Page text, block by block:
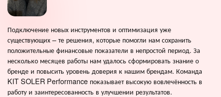
Подключение новых инструментов и оптимизация уже
существующих – те решения, которые помогли нам сохранить
положительные финансовые показатели в непростой период. За
несколько месяцев работы нам удалось сформировать знание о
бренде и повысить уровень доверия к нашим брендам. Команда
KIT SOLER Performance показывает высокую вовлечённость в
работу и заинтересованность в улучшении результатов.